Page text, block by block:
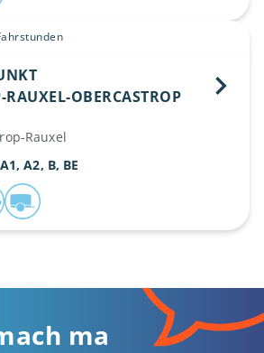
RAUXEL-OBERCASTROP
Rauxel
A2, B, BE
ma